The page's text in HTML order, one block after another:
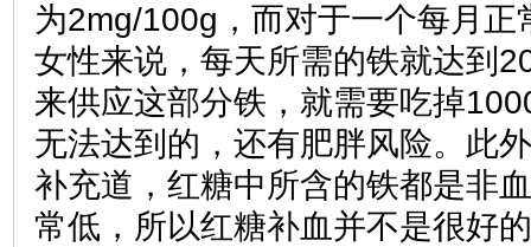
为2mg/100g，而对于一个每月正
女性来说，每天所需的铁就达到
来供应这部分铁，就需要吃掉
无法达到的，还有肥胖风险。此
补充道，红糖中所含的铁都是非
常低，所以红糖补血并不是很好